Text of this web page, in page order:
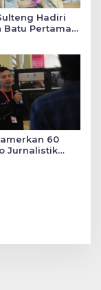
Hadiri
Batu Pertama
60
Jurnalistik